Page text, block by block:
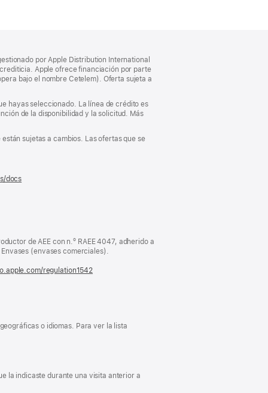
por Apple Distribution International
Apple ofrece financiación por parte
bajo el nombre Cetelem). Oferta sujeta a
hayas seleccionado. La línea de crédito es
de la disponibilidad y la solicitud. Más
sujetas a cambios. Las ofertas que se
docs
de AEE con n.º RAEE 4047, adherido a
(envases comerciales).
regulation1542
o idiomas. Para ver la lista
la indicaste durante una visita anterior a